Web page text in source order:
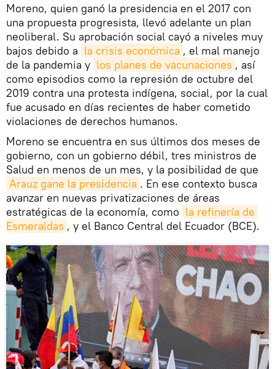
Moreno, quien ganó la presidencia en el 2017 con
una propuesta progresista, llevó adelante un plan
neoliberal. Su aprobación social cayó a niveles muy
bajos debido a la crisis económica , el mal manejo
de la pandemia y los planes de vacunaciones , así
como episodios como la represión de octubre del
2019 contra una protesta indígena, social, por la cual
fue acusado en días recientes de haber cometido
violaciones de derechos humanos.
Moreno se encuentra en sus últimos dos meses de
gobierno, con un gobierno débil, tres ministros de
Salud en menos de un mes, y la posibilidad de que
Arauz gane la presidencia . En ese contexto busca
avanzar en nuevas privatizaciones de áreas
estratégicas de la economía, como la refinería de
Esmeraldas , y el Banco Central del Ecuador (BCE).